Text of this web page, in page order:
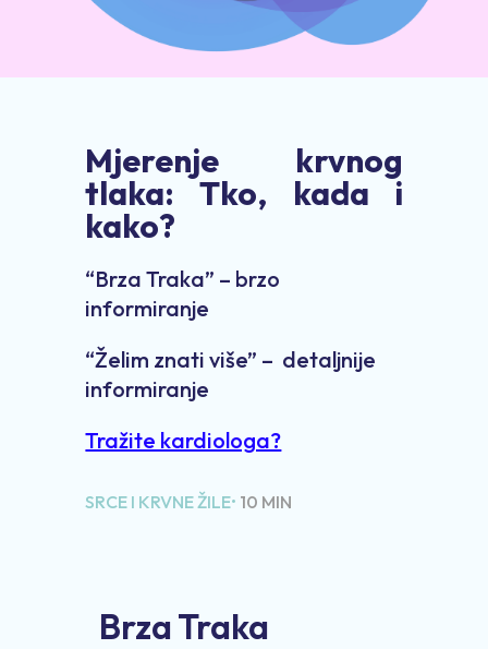
Mjerenje krvnog
tlaka: Tko, kada i
kako?
“Brza Traka” – brzo
informiranje
“Želim znati više” – detaljnije
informiranje
Tražite kardiologa?
SRCE I KRVNE ŽILE• 10 MIN
Brza Traka